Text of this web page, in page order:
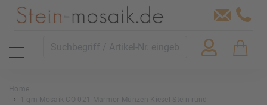
Home
1 qm Mosaik CO-021 Marmor Münzen Kiesel Stein rund